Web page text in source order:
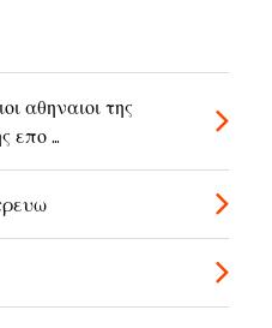
αθηναιοι της
επο ...